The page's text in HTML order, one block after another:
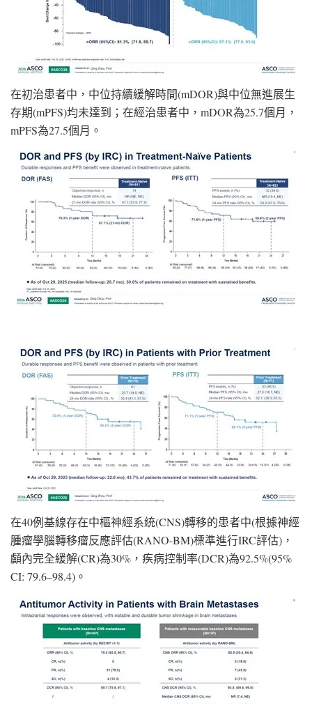
在初治患者中，中位持續緩解時間(mDOR)與中位無進展生
存期(mPFS)均未達到；在經治患者中，mDOR為25.7個月，
mPFS為27.5個月。
在40例基線存在中樞神經系統(CNS)轉移的患者中(根據神經
腫瘤學腦轉移瘤反應評估(RANO-BM)標準進行IRC評估)，
顱內完全緩解(CR)為30%，疾病控制率(DCR)為92.5%(95%
CI: 79.6–98.4)。